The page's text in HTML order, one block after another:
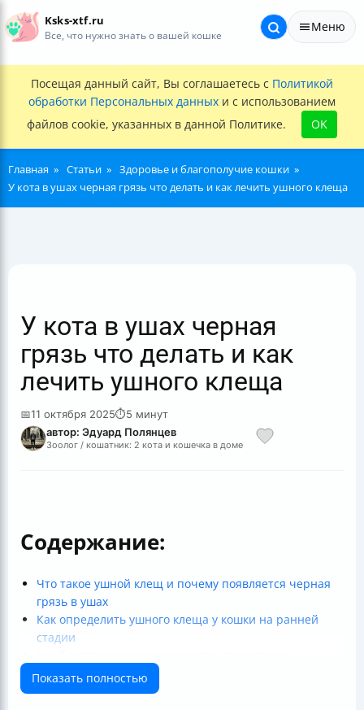
Ksks-xtf.ru
Все, что нужно знать о вашей кошке
Меню
Посещая данный сайт, Вы соглашаетесь с Политикой
обработки Персональных данных и с использованием
файлов cookie, указанных в данной Политике.
OK
Главная Статьи
Здоровье и благополучие кошки
У кота в ушах черная грязь что делать и как лечить ушного клеща
У кота в ушах черная
грязь что делать и как
лечить ушного клеща
📅11 октября 2025⏱5 минут
автор: Эдуард Полянцев
Зоолог / кошатник: 2 кота и кошечка в доме
Содержание:
Что такое ушной клещ и почему появляется черная
грязь в ушах
Как определить ушного клеща у кошки на ранней
стадии
домашних условиях
Признаки осложнённой стадии отодектоза
Показать полностью